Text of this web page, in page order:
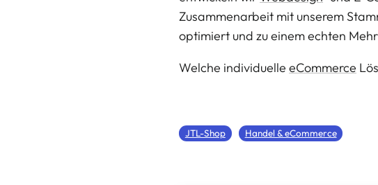
Zusammenarbeit mit unserem
optimiert und zu einem echten
Welche individuelle eCommerce
JTL-Shop Handel & eCommerce